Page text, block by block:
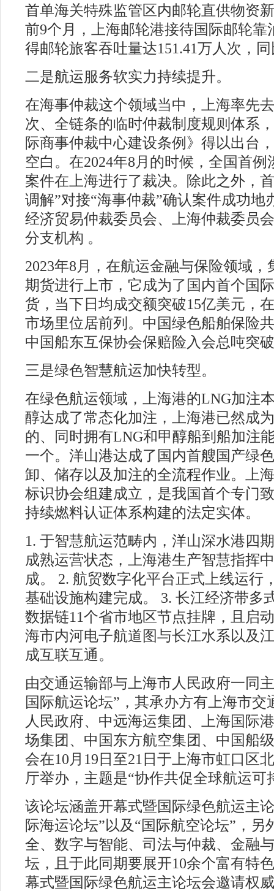
首单海关特殊监管区内邮轮直供物资
前9个月，上海邮轮港接待国际邮轮靠
得邮轮旅客吞吐量达151.41万人次，
二是航运服务软实力持续提升。
在海事仲裁这个领域当中，上海率先
次、全链条的临时仲裁制度规则体系
际商事仲裁中心建设条例》得以出台
空白。在2024年8月的时候，全国首
案件在上海进行了裁决。除此之外，
调解”对接“海事仲裁”确认案件成功地
经济贸易仲裁委员会、上海仲裁委员
分支机构 。
2023年8月，在航运金融与保险领域
期货进行上市，它成为了国内首个国
货，当下日均成交额突破15亿美元，
市场里位居前列。中国绿色船舶保险
中国船东互保协会保赔险入会总吨突
三是绿色智慧航运加快转型。
在绿色航运领域，上海港的LNG加注
醇达成了常态化加注，上海港已然成
的、同时拥有LNG和甲醇船到船加注
一个。洋山港达成了国内首艘国产绿
卸、储存以及加注的全流程作业。上
标识协会组建成立，是我国首个专门
持续燃料认证体系构建的法定实体。
1. 于智慧航运范畴内，洋山深水港四
成熟运营状态，上海港生产智慧指挥
成。 2. 航贸数字化平台正式上线运行
基础设施构建完成。 3. 长江经济带多
数据链11个省市地区节点挂牌，且启
海市内河电子航道图与长江水系以及
成互联互通。
由交通运输部与上海市人民政府一同
国际航运论坛”，其承办方有上海市交
人民政府、中远海运集团、上海国际
场集团、中国东方航空集团、中国船
会在10月19日至21日于上海市虹口区
厅举办，主题是“协作共促全球航运可
该论坛涵盖开幕式暨国际绿色航运主
际海运论坛”以及“国际航空论坛”，另
全、数字与智能、司法与仲裁、金融
坛，且于此同期要展开10余个富有特
幕式暨国际绿色航运主论坛会邀请权